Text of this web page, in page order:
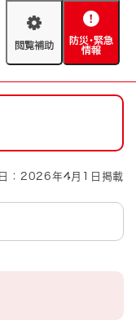
閲
助
防
緊
設置箇所
：2026年4月1日掲載